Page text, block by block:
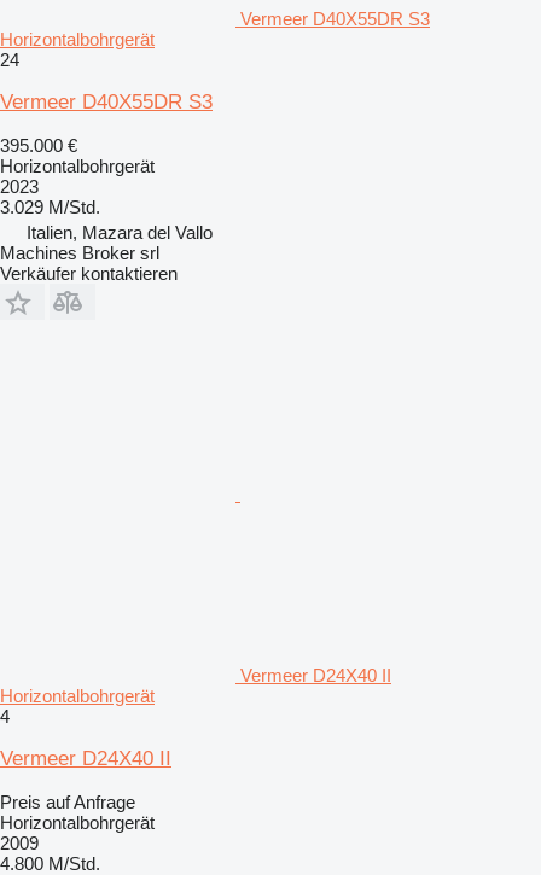
Vermeer D40X55DR S3
Horizontalbohrgerät
24
Vermeer D40X55DR S3
395.000 €
Horizontalbohrgerät
2023
3.029 M/Std.
Italien, Mazara del Vallo
Machines Broker srl
Verkäufer kontaktieren
Vermeer D24X40 II
Horizontalbohrgerät
4
Vermeer D24X40 II
Preis auf Anfrage
Horizontalbohrgerät
2009
4.800 M/Std.